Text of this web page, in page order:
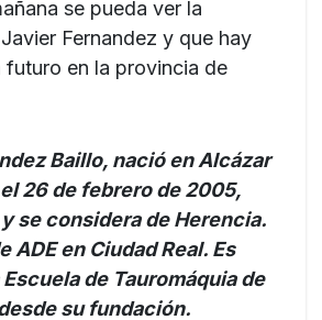
se pueda ver la
Fernandez y que hay
futuro en la provincia de
Baillo, nació en Alcázar
26 de febrero de 2005,
se considera de Herencia.
ADE en Ciudad Real. Es
de Tauromáquia de
su fundación.